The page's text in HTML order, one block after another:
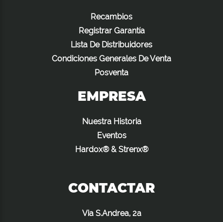
Recambios
Registrar Garantía
Lista De Distribuidores
Condiciones Generales De Venta
Posventa
EMPRESA
Nuestra Historia
Eventos
Hardox® & Strenx®
CONTACTAR
Via S.Andrea, 2a